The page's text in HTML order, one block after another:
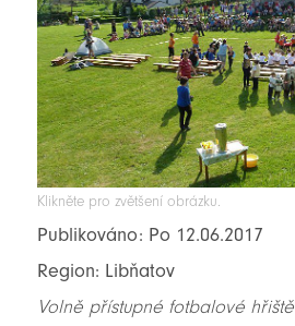
Klikněte pro zvětšení obrázku.
Publikováno: Po 12.06.2017
Region: Libňatov
Volně přístupné fotbalové hřiště